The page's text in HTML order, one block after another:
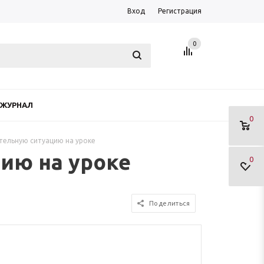
Вход Регистрация
0
0
0
ЖУРНАЛ
ситуацию на уроке
на уроке
Поделиться